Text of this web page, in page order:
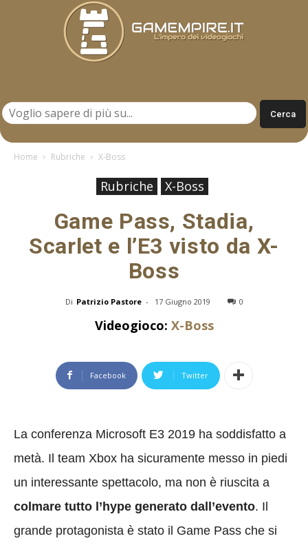
Home Rubriche X-Boss
Rubriche X-Boss
Game Pass, Stadia,
Scarlet e l’E3 visto da X-
Boss
Di Patrizio Pastore - 17 Giugno 2019 0
Videogioco: X-Boss
Facebook Twitter
La conferenza Microsoft E3 2019 ha soddisfatto a
metà. Il team Xbox ha sicuramente messo in piedi
un interessante spettacolo, ma non è riuscita a
colmare tutto l’hype generato dall’evento. Il
grande protagonista è stato il Game Pass che si